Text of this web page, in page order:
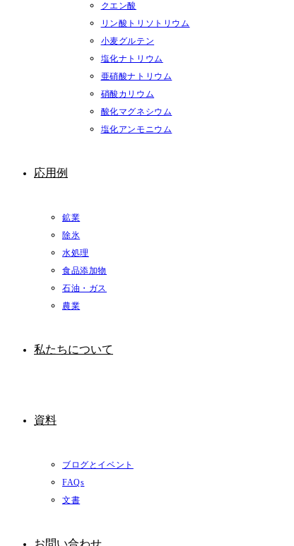
クエン酸
リン酸トリソトリウム
小麦グルテン
塩化ナトリウム
亜硝酸ナトリウム
硝酸カリウム
酸化マグネシウム
塩化アンモニウム
応用例
鉱業
除氷
水処理
食品添加物
石油・ガス
農業
私たちについて
資料
ブログとイベント
FAQs
文書
お問い合わせ